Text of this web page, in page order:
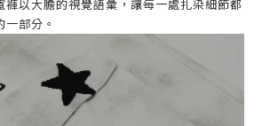
褲以大膽的視覺語彙，讓每一處扎染細節都
部分。